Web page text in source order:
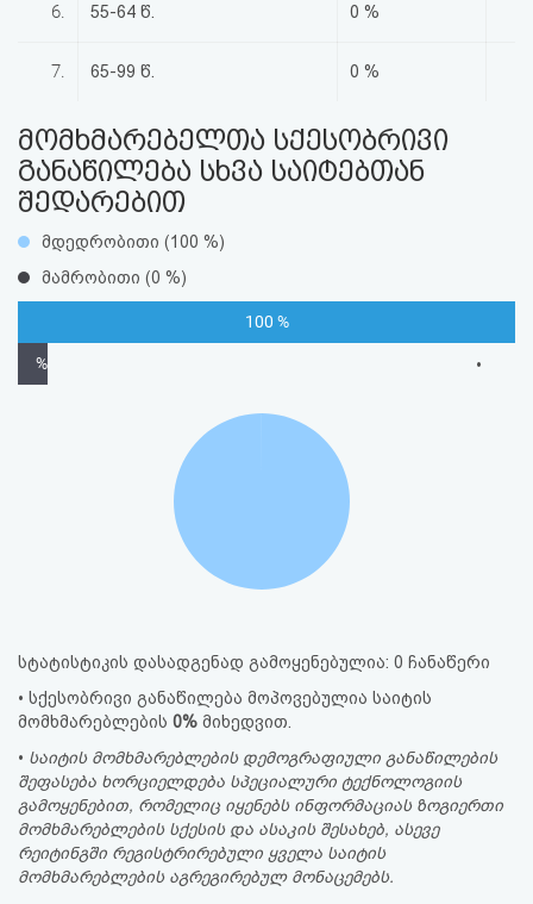
სალიცენზიო
შეთანხმება
პასუხისმგებლობის
უარყოფა
6. 55-64 წ. 0 %
7. 65-99 წ. 0 %
მომხმარებელთა სქესობრივი
განაწილება სხვა საიტებთან
შედარებით
მდედრობითი (100 %)
მამრობითი (0 %)
100 %
% •
სტატისტიკის დასადგენად გამოყენებულია: 0 ჩანაწერი
• სქესობრივი განაწილება მოპოვებულია საიტის
მომხმარებლების 0% მიხედვით.
• საიტის მომხმარებლების დემოგრაფიული განაწილების
შეფასება ხორციელდება სპეციალური ტექნოლოგიის
გამოყენებით, რომელიც იყენებს ინფორმაციას ზოგიერთი
მომხმარებლების სქესის და ასაკის შესახებ, ასევე
რეიტინგში რეგისტრირებული ყველა საიტის
მომხმარებლების აგრეგირებულ მონაცემებს.